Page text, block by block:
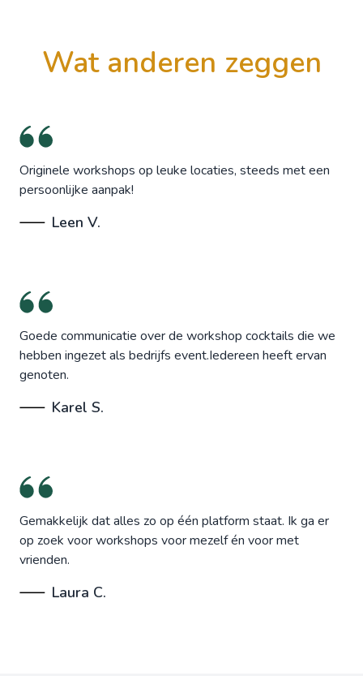
wat anderen zeggen
Originele workshops op leuke locaties, steeds met een
persoonlijke aanpak!
Leen V.
Goede communicatie over de workshop cocktails die we
hebben ingezet als bedrijfs event.Iedereen heeft ervan
genoten.
Karel S.
Gemakkelijk dat alles zo op één platform staat. Ik ga er
op zoek voor workshops voor mezelf én voor met
vrienden.
Laura C.